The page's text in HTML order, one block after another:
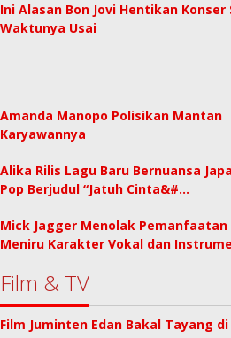
Ini Alasan Bon Jovi Hentikan Konser
Waktunya Usai
Amanda Manopo Polisikan Mantan
Karyawannya
Alika Rilis Lagu Baru Bernuansa
Pop Berjudul “Jatuh Cinta&#…
Mick Jagger Menolak
Meniru Karakter Vokal dan
Film & TV
Film Juminten Edan Bakal Tayang